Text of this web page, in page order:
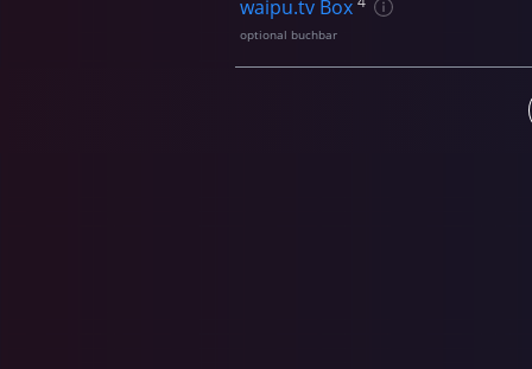
waipu.tv Box
optional buchbar